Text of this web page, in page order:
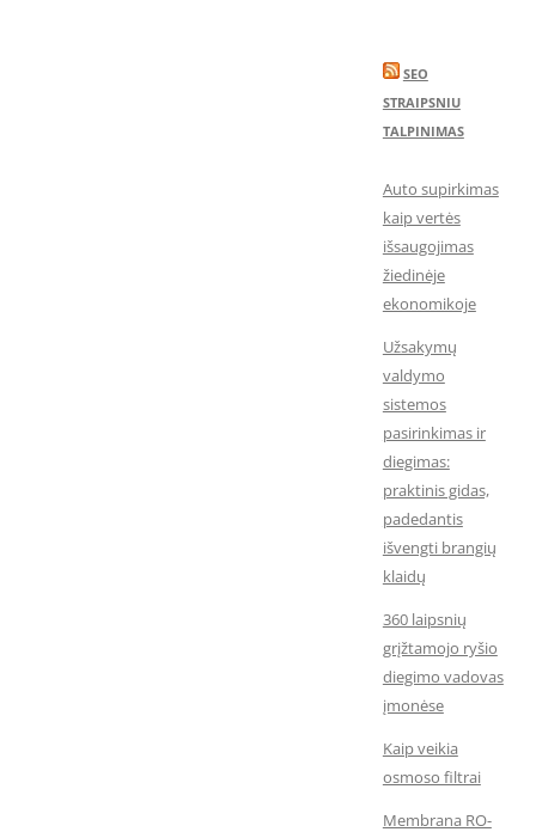
SEO
STRAIPSNIU
TALPINIMAS
Auto supirkimas
kaip vertės
išsaugojimas
žiedinėje
ekonomikoje
Užsakymų
valdymo
sistemos
pasirinkimas ir
diegimas:
praktinis gidas,
padedantis
išvengti brangių
klaidų
360 laipsnių
grįžtamojo ryšio
diegimo vadovas
įmonėse
Kaip veikia
osmoso filtrai
Membrana RO-